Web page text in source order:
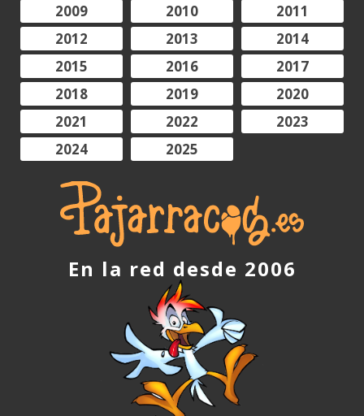
2009
2010
2011
2012
2013
2014
2015
2016
2017
2018
2019
2020
2021
2022
2023
2024
2025
En la red desde 2006